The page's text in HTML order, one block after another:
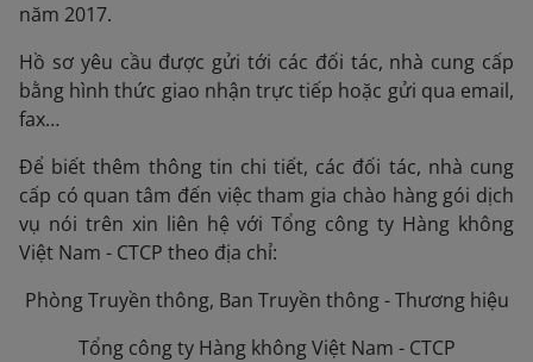
năm 2017.
Hồ sơ yêu cầu được gửi tới các đối tác, nhà cung cấp
bằng hình thức giao nhận trực tiếp hoặc gửi qua email,
fax…
Để biết thêm thông tin chi tiết, các đối tác, nhà cung
cấp có quan tâm đến việc tham gia chào hàng gói dịch
vụ nói trên xin liên hệ với Tổng công ty Hàng không
Việt Nam - CTCP theo địa chỉ:
Phòng Truyền thông, Ban Truyền thông - Thương hiệu
Tổng công ty Hàng không Việt Nam - CTCP